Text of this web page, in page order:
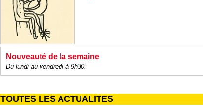
Nouveauté de la semaine
Du lundi au vendredi à 9h30.
TOUTES LES ACTUALITES